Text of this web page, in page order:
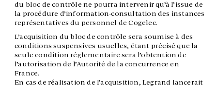
du bloc de contrôle ne pourra intervenir qu’à l’issue de
la procédure d’information-consultation des instances
représentatives du personnel de Cogelec.
L’acquisition du bloc de contrôle sera soumise à des
conditions suspensives usuelles, étant précisé que la
seule condition réglementaire sera l’obtention de
l’autorisation de l’Autorité de la concurrence en
France.
En cas de réalisation de l’acquisition, Legrand lancerait